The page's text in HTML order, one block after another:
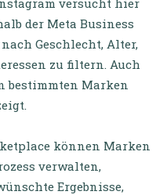
der Meta Business
Geschlecht, Alter,
zu filtern. Auch
bestimmten Marken
können Marken
verwalten,
Ergebnisse,